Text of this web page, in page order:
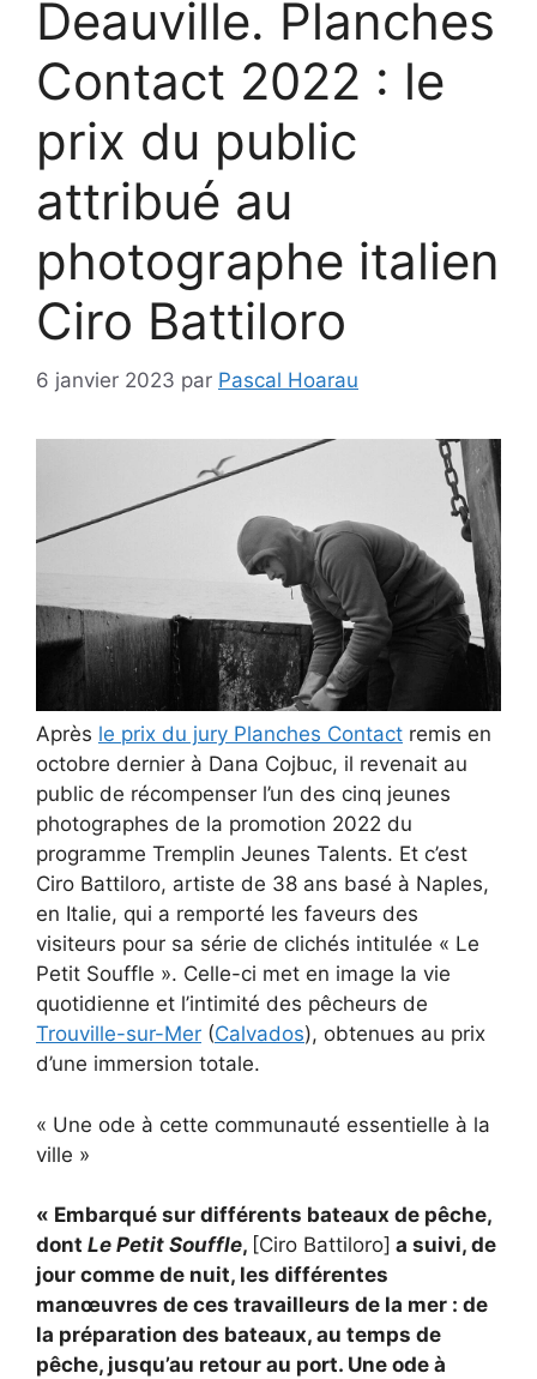
Deauville. Planches
Contact 2022 : le
prix du public
attribué au
photographe italien
Ciro Battiloro
6 janvier 2023 par Pascal Hoarau
Après le prix du jury Planches Contact remis en
octobre dernier à Dana Cojbuc, il revenait au
public de récompenser l’un des cinq jeunes
photographes de la promotion 2022 du
programme Tremplin Jeunes Talents. Et c’est
Ciro Battiloro, artiste de 38 ans basé à Naples,
en Italie, qui a remporté les faveurs des
visiteurs pour sa série de clichés intitulée « Le
Petit Souffle ». Celle-ci met en image la vie
quotidienne et l’intimité des pêcheurs de
Trouville-sur-Mer (Calvados), obtenues au prix
d’une immersion totale.
« Une ode à cette communauté essentielle à la
ville »
« Embarqué sur différents bateaux de pêche,
dont Le Petit Souffle, [Ciro Battiloro] a suivi, de
jour comme de nuit, les différentes
manœuvres de ces travailleurs de la mer : de
la préparation des bateaux, au temps de
pêche, jusqu’au retour au port. Une ode à